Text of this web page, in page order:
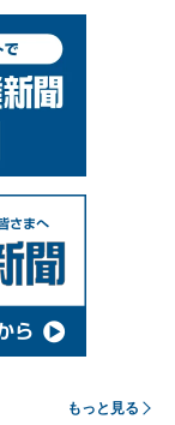
もっと見る